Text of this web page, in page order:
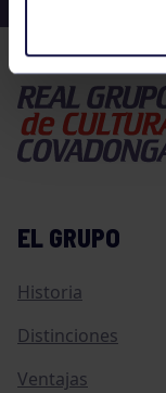
EL GRUPO
Historia
Distinciones
Ventajas